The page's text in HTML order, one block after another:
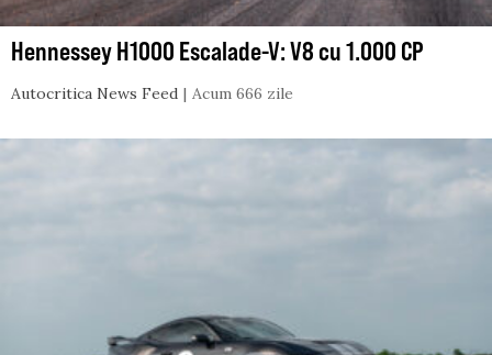
Hennessey H1000 Escalade-V: V8 cu 1.000 CP
Autocritica News Feed Acum 666 zile